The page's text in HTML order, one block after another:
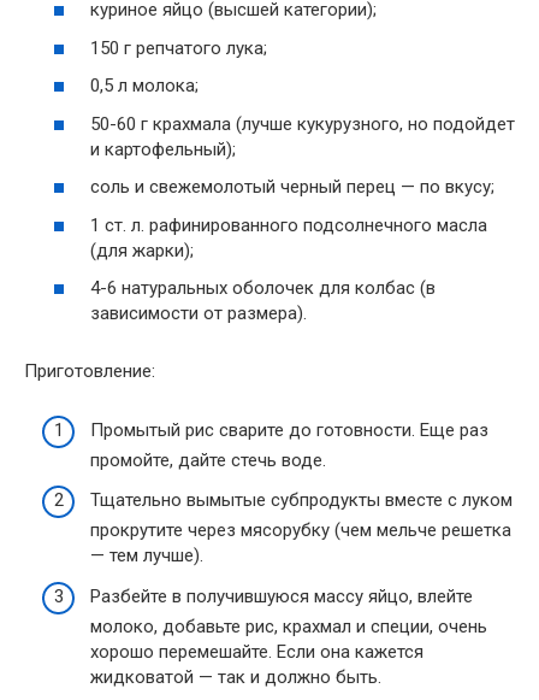
куриное яйцо (высшей категории);
150 г репчатого лука;
0,5 л молока;
50-60 г крахмала (лучше кукурузного, но подойдет
и картофельный);
соль и свежемолотый черный перец — по вкусу;
1 ст. л. рафинированного подсолнечного масла
(для жарки);
4-6 натуральных оболочек для колбас (в
зависимости от размера).
Приготовление:
Промытый рис сварите до готовности. Еще раз
промойте, дайте стечь воде.
Тщательно вымытые субпродукты вместе с луком
прокрутите через мясорубку (чем мельче решетка
— тем лучше).
Разбейте в получившуюся массу яйцо, влейте
молоко, добавьте рис, крахмал и специи, очень
хорошо перемешайте. Если она кажется
жидковатой — так и должно быть.